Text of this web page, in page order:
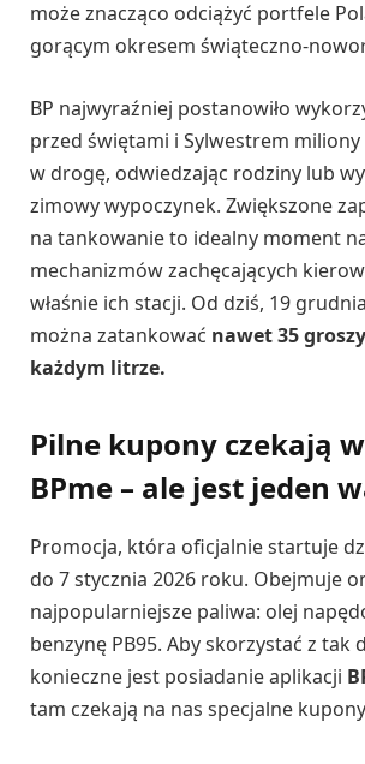
może znacząco odciążyć portfele
gorącym okresem świąteczno-
BP najwyraźniej postanowiło
przed świętami i Sylwestrem
w drogę, odwiedzając rodziny lub
zimowy wypoczynek. Zwiększone
na tankowanie to idealny moment
mechanizmów zachęcających
właśnie ich stacji. Od dziś, 19
można zatankować nawet 35
każdym litrze.
Pilne kupony czekają
BPme – ale jest jeden
Promocja, która oficjalnie startuje
do 7 stycznia 2026 roku. Obejmuje
najpopularniejsze paliwa: olej
benzynę PB95. Aby skorzystać z tak
konieczne jest posiadanie aplikacji
tam czekają na nas specjalne